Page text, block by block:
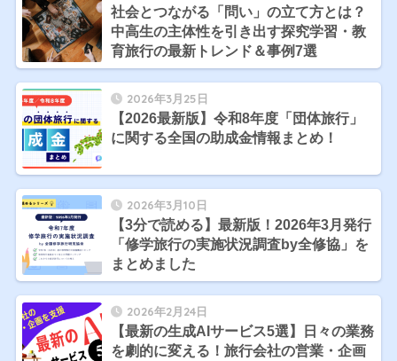
社会とつながる「問い」の立て方とは？
中高生の主体性を引き出す探究学習・教
育旅行の最新トレンド＆事例7選
2026年3月25日
【2026最新版】令和8年度「団体旅行」
に関する全国の助成金情報まとめ！
2026年3月10日
【3分で読める】最新版！2026年3月発行
「修学旅行の実施状況調査by全修協」を
まとめました
2026年2月24日
【最新の生成AIサービス5選】日々の業務
を劇的に変える！旅行会社の営業・企画